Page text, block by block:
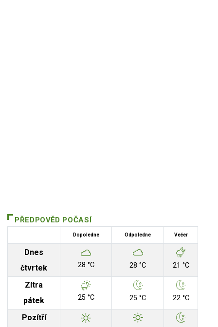
PŘEDPOVĚD POČASÍ
Dopoledne Odpoledne Večer
Dnes
čtvrtek
28 °C 28 °C 21 °C
Zítra
pátek
25 °C 25 °C 22 °C
Pozítří